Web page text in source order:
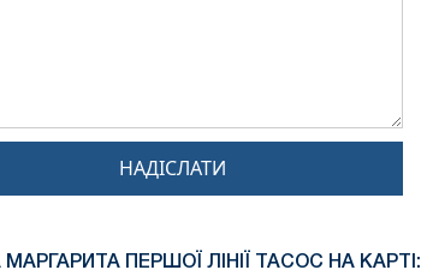
НАДІСЛАТИ
МАРГАРИТА ПЕРШОЇ ЛІНІЇ ТАСОС НА КАРТІ: